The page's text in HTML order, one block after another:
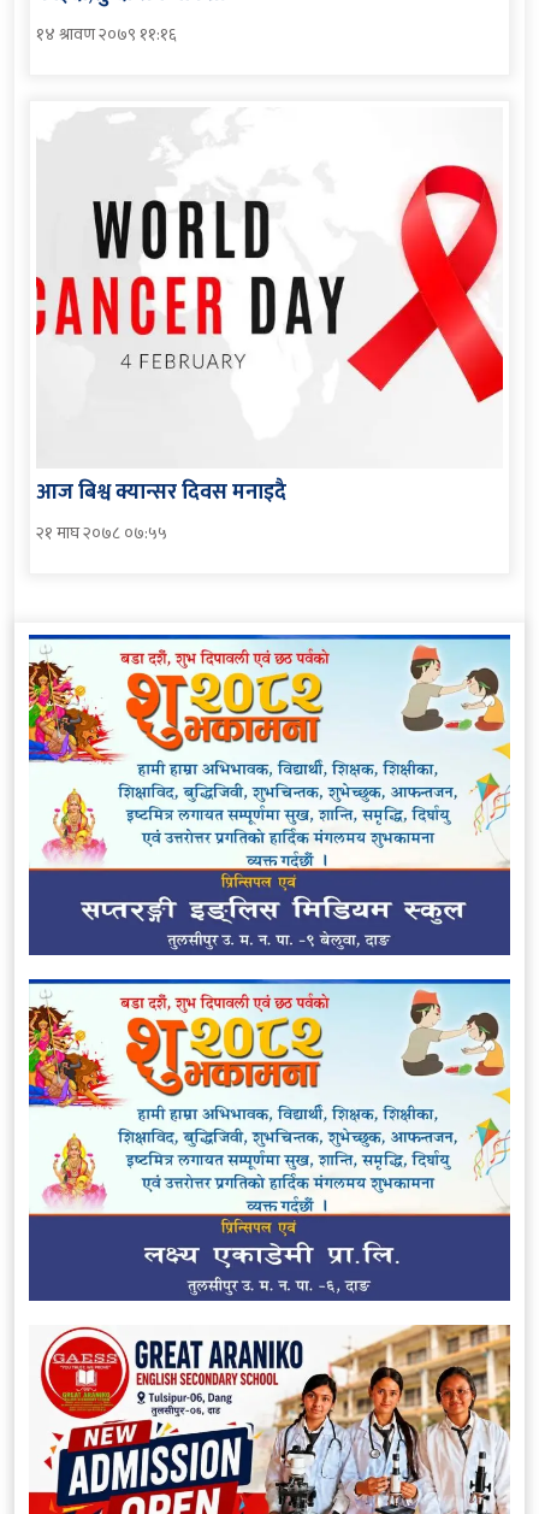
१४ श्रावण २०७९ ११:१६
आज बिश्व क्यान्सर दिवस मनाइदै
२१ माघ २०७८ ०७:५५